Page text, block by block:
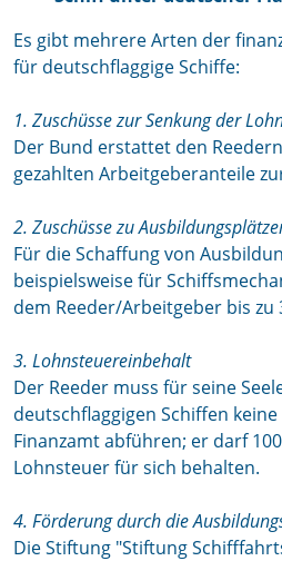
Es gibt mehrere Arten der
für deutschflaggige Schiffe:
1. Zuschüsse zur Senkung der
Der Bund erstattet den
gezahlten Arbeitgeberanteile
2. Zuschüsse zu
Für die Schaffung von
beispielsweise für
dem Reeder/Arbeitgeber bis zu
3. Lohnsteuereinbehalt
Der Reeder muss für seine
deutschflaggigen Schiffen
Finanzamt abführen; er darf
Lohnsteuer für sich behalten.
4. Förderung durch die
Die Stiftung "Stiftung